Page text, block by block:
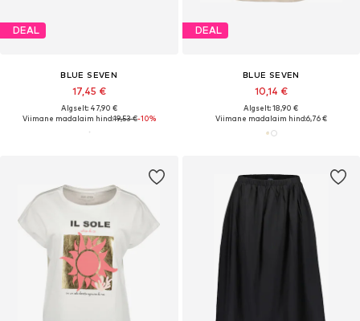
DEAL
BLUE SEVEN
17,45 €
Algselt: 47,90 €
Viimane madalaim hind:19,53 €-10%
DEAL
BLUE SEVEN
10,14 €
Algselt: 18,90 €
Viimane madalaim hind:6,76 €